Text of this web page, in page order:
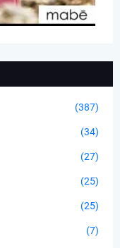
(387)
(34)
(27)
(25)
(25)
(7)